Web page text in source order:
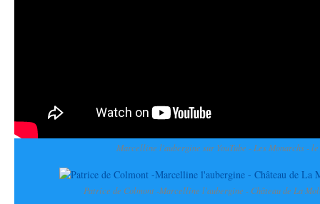
Marcelline l'aubergine sur YouTube - Les Monarchs -
Patrice de Colmont -Marcelline l'aubergine - Château de La